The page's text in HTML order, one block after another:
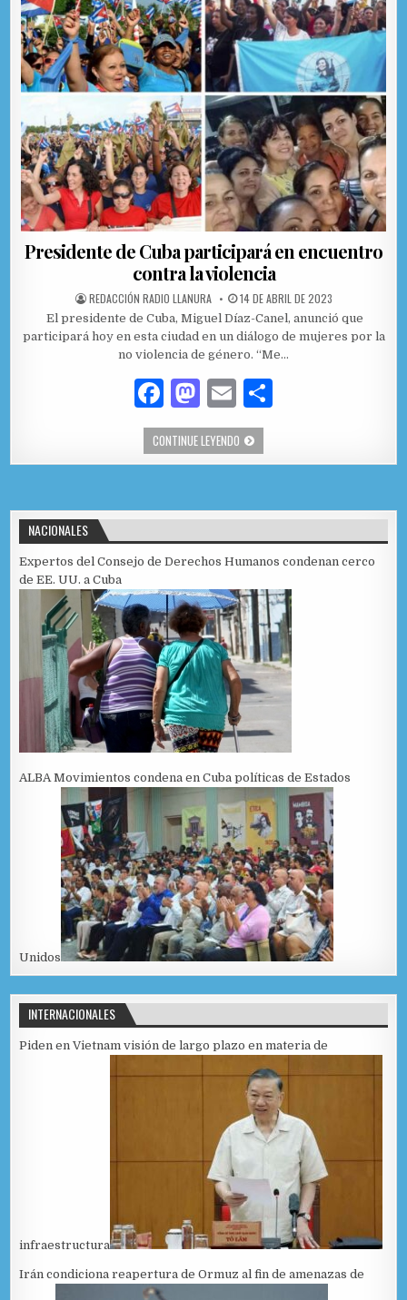
Presidente de Cuba participará en encuentro
contra la violencia
AUTHOR:
REDACCIÓN RADIO LLANURA PUBLISHED DATE:
14 DE ABRIL DE 2023
El presidente de Cuba, Miguel Díaz-Canel, anunció que
participará hoy en esta ciudad en un diálogo de mujeres por la
no violencia de género. “Me…
F
a
c
b
o
o
k
M
as
to
o
n
E
m
ai
ar
ti
r
CONTINUE LEYENDO PRESIDENTE DE CUBA PARTICIPARÁ
NACIONALES
Expertos del Consejo de Derechos Humanos condenan cerco
de EE. UU. a Cuba
ALBA Movimientos condena en Cuba políticas de Estados
Unidos
INTERNACIONALES
Piden en Vietnam visión de largo plazo en materia de
infraestructura
Irán condiciona reapertura de Ormuz al fin de amenazas de